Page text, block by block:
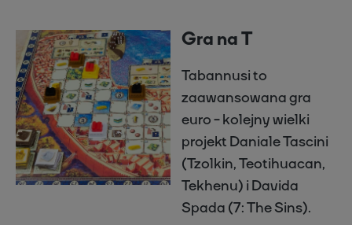
Gra na T
Tabannusi to
zaawansowana gra
euro - kolejny wielki
projekt Daniale Tascini
(Tzolkin, Teotihuacan,
Tekhenu) i Davida
Spada (7: The Sins).